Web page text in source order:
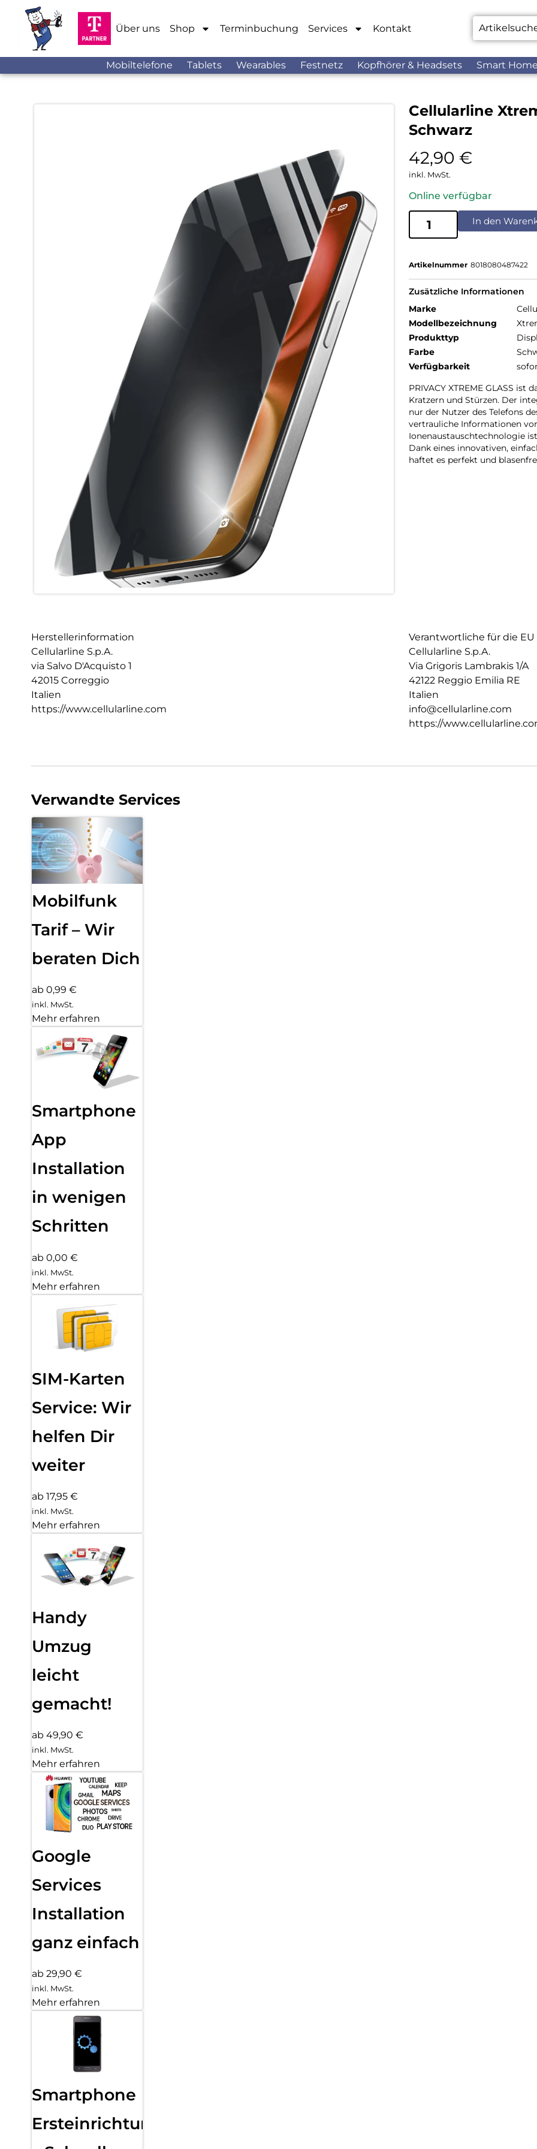
Über uns Shop Terminbuchung Services Kontakt
Mobiltelefone Tablets Wearables Festnetz Kopfhörer & Headsets Smart
Cellularline
Schwarz
42,90 €
inkl. MwSt.
Online verfügbar
In den
Artikelnummer 8018080487422
Zusätzliche Informationen
Marke
Modellbezeichnung
Produkttyp
Farbe
Verfügbarkeit
PRIVACY XTREME GLASS
Kratzern und Stürzen. Der
nur der Nutzer des Telefons
vertrauliche Informationen
Ionenaustauschtechnologie
Dank eines innovativen,
haftet es perfekt und
Herstellerinformation
Cellularline S.p.A.
via Salvo D'Acquisto 1
42015 Correggio
Italien
https://www.cellularline.com
Verantwortliche für die EU
Cellularline S.p.A.
Via Grigoris Lambrakis 1/A
42122 Reggio Emilia RE
Italien
info@cellularline.com
https://
Verwandte Services
Mobilfunk
Tarif – Wir
beraten Dich
ab 0,99 €
inkl. MwSt.
Mehr erfahren
Smartphone
App
Installation
in wenigen
Schritten
ab 0,00 €
inkl. MwSt.
Mehr erfahren
SIM-Karten
Service: Wir
helfen Dir
weiter
ab 17,95 €
inkl. MwSt.
Mehr erfahren
Handy
Umzug
leicht
gemacht!
ab 49,90 €
inkl. MwSt.
Mehr erfahren
Google
Services
Installation
ganz einfach
ab 29,90 €
inkl. MwSt.
Mehr erfahren
Smartphone
Ersteinrichtung